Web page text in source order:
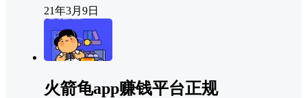
21年3月9日
火箭龟app赚钱平台正规